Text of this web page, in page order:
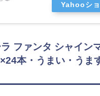
Yahooシ
ファンタ シャイン
本・うまい・うま